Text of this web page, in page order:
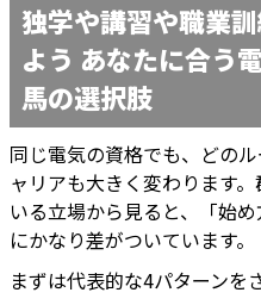
独学や講習や職業
よう あなたに合う
馬の選択肢
同じ電気の資格でも、どの
ャリアも大きく変わります
いる立場から見ると、「始
にかなり差がついています。
まずは代表的な4パターンを